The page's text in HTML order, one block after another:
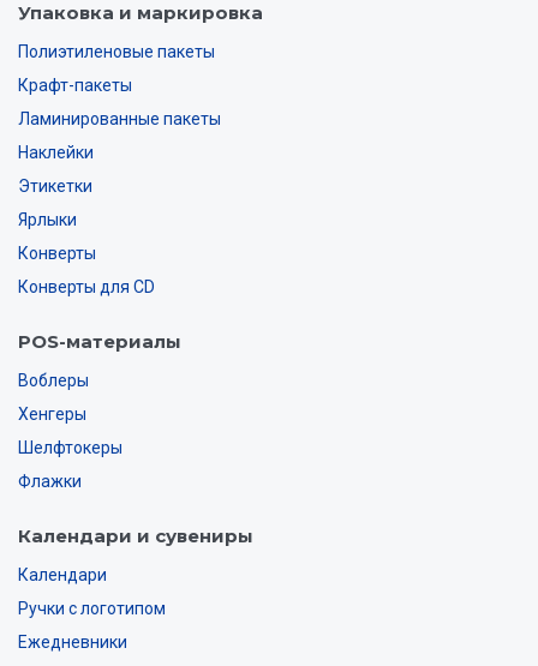
Упаковка и маркировка
Полиэтиленовые пакеты
Крафт-пакеты
Ламинированные пакеты
Наклейки
Этикетки
Ярлыки
Конверты
Конверты для CD
POS-материалы
Воблеры
Хенгеры
Шелфтокеры
Флажки
Календари и сувениры
Календари
Ручки с логотипом
Ежедневники